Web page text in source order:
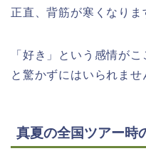
正直、背筋が寒くなりま
「好き」という感情が
と驚かずにはいられませ
真夏の全国ツアー時